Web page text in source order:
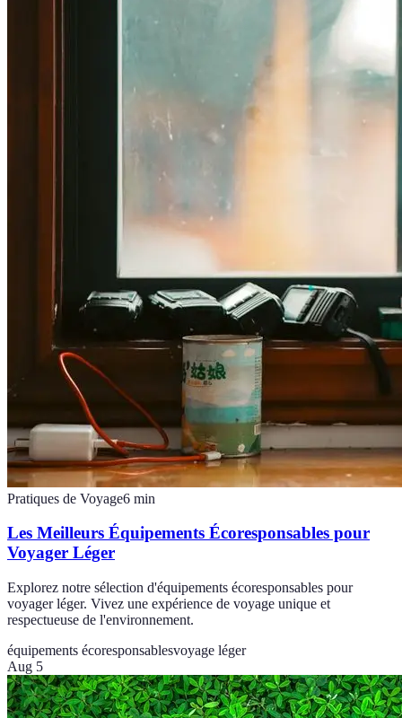
Pratiques de Voyage6 min
Les Meilleurs Équipements Écoresponsables pour
Voyager Léger
Explorez notre sélection d'équipements écoresponsables pour
voyager léger. Vivez une expérience de voyage unique et
respectueuse de l'environnement.
équipements écoresponsablesvoyage léger
Aug 5